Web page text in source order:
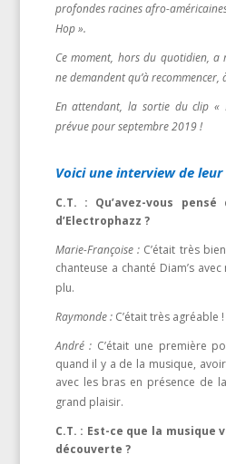
profondes racines afro-
Hop ».
Ce moment, hors du quotidien,
ne demandent qu’à
En attendant, la sortie du clip
prévue pour septembre 2019 !
Voici une interview de leur
C.T. : Qu’avez-vous
d’Electrophazz ?
Marie-Françoise : C’était très
chanteuse a chanté Diam’s
plu.
Raymonde : C’était très agréable !
André : C’était une première
quand il y a de la musique,
avec les bras en présence de
grand plaisir.
C.T. : Est-ce que la musique
découverte ?